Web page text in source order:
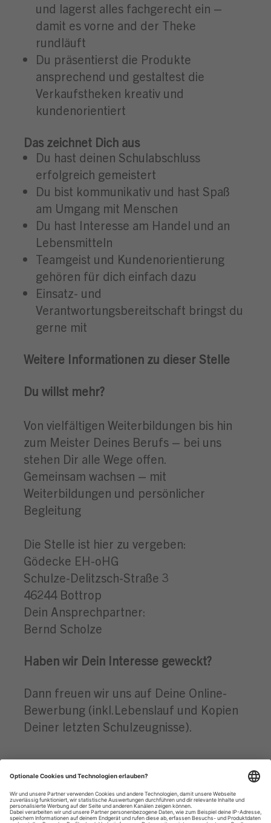
und lagerst alles fachgerecht ein –
damit es vorne and der Theke
rundläuft
Du präsentierst die Produkte
ansprechend und gestaltest die
Verkaufstheken kreativ und
kundenorientiert
Das zeichnet Dich aus
Du hast deinen Schulabschluss
erfolgreich gemeistert
Du bist kommunikativ und hast Spaß
am Umgang mit Menschen
Du hast Interesse am Handel und an
Lebensmitteln
Teamgeist und Kundenorientierung
gehören für dich einfach dazu
Einsatz- und
Verantwortungsbereitschaft bringst du
gerne mit
Weitere Informationen zu dieser Stelle
Du willst mehr?
Von vielfältigen Weiterbildungen bis hin
zum Meister Deines Berufs – bei uns
stehen Dir alle Wege offen.
Gemeinsam wachsen – mit
Weiterbildungen und persönlicher
Begleitung
Die Stelle ist hier zu vergeben:
Gödecke EH-oHG
Schulze-Delitzsch-Straße 3
46244 Bottrop
Dein Ansprechpartner:
Bernd Scholze
Haben wir Dein Interesse geweckt?
Dann freuen wir uns auf Deine Online-
Bewerbung (inkl.Lebenslauf und Kopien
Deiner letzten Schulzeugnisse).
Datenschutzhinweise